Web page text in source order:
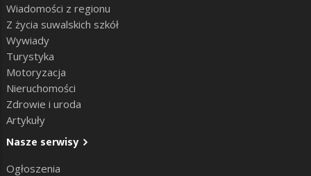
Wiadomości z regionu
Z życia suwalskich szkół
Wywiady
Turystyka
Motoryzacja
Nieruchomości
Zdrowie i uroda
Artykuły
Nasze serwisy
Ogłoszenia